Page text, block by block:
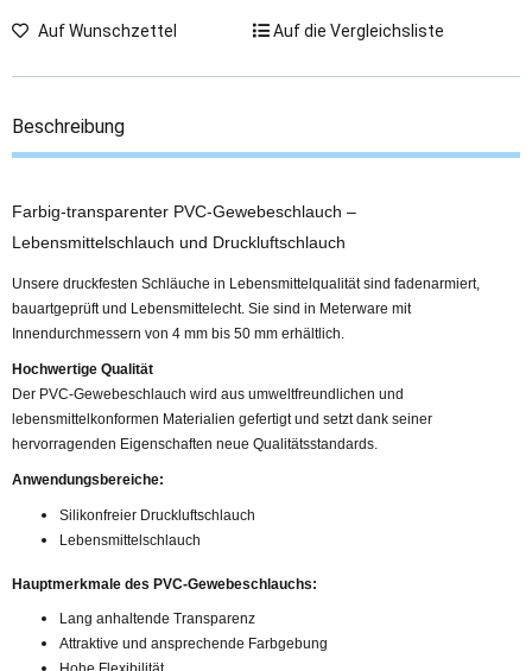
Auf Wunschzettel Auf die Vergleichsliste
Beschreibung
Farbig-transparenter PVC-Gewebeschlauch –
Lebensmittelschlauch und Druckluftschlauch
Unsere druckfesten Schläuche in Lebensmittelqualität sind fadenarmiert,
bauartgeprüft und Lebensmittelecht. Sie sind in Meterware mit
Innendurchmessern von 4 mm bis 50 mm erhältlich.
Hochwertige Qualität
Der PVC-Gewebeschlauch wird aus umweltfreundlichen und
lebensmittelkonformen Materialien gefertigt und setzt dank seiner
hervorragenden Eigenschaften neue Qualitätsstandards.
Anwendungsbereiche:
Silikonfreier Druckluftschlauch
Lebensmittelschlauch
Hauptmerkmale des PVC-Gewebeschlauchs:
Lang anhaltende Transparenz
Attraktive und ansprechende Farbgebung